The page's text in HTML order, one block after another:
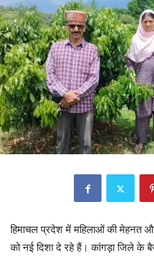
हिमाचल प्रदेश में महिलाओं की मेहनत
को नई दिशा दे रहे हैं। कांगड़ा जिले के